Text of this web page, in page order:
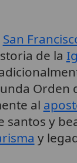
San
de la
Orden
al
santos y
y